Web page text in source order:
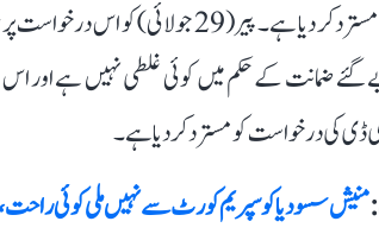
درخواست کو مسترد کر دیا ہے۔ پیر
گئے ضمانت کے حکم میں کوئی غلطی نہیں ہے
کی درخواست کو مسترد کردیا ہے۔
منیش سسودیا کو سپریم کورٹ سے نہیں ملی کوئی راحت،